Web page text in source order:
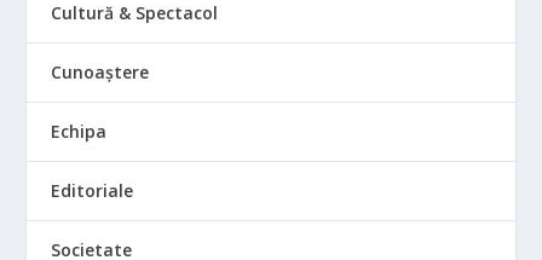
Cultură & Spectacol
Cunoaștere
Echipa
Editoriale
Societate